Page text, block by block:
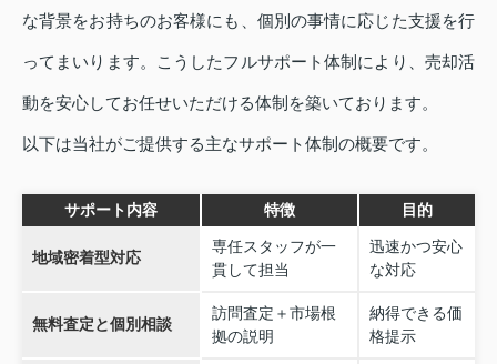
な背景をお持ちのお客様にも、個別の事情に応じた支援を行
ってまいります。こうしたフルサポート体制により、売却活
動を安心してお任せいただける体制を築いております。
以下は当社がご提供する主なサポート体制の概要です。
サポート内容 特徴 目的
地域密着型対応
専任スタッフが一
貫して担当
迅速かつ安心
な対応
無料査定と個別相談
訪問査定＋市場根
拠の説明
納得できる価
格提示